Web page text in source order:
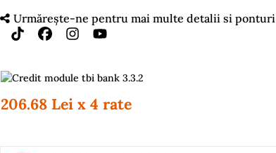
Urmărește-ne pentru mai multe detalii si ponturi
206.68 Lei x 4 rate